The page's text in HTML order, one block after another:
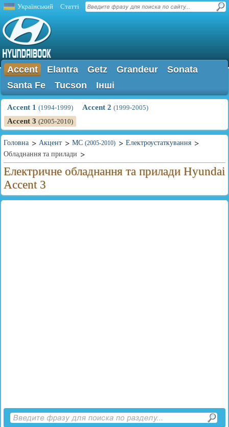
Український Статті
Accent Elantra Getz Grandeur
Sonata
Santa Fe
Tucson Інші
Accent 1 (1994-1999) Accent 2 (1999-2005)
Accent 3 (2005-2010)
Головна Акцент MC (2005-2010)
Електроустаткування
Обладнання та прилади
Електричне обладнання та прилади Hyundai
Accent 3